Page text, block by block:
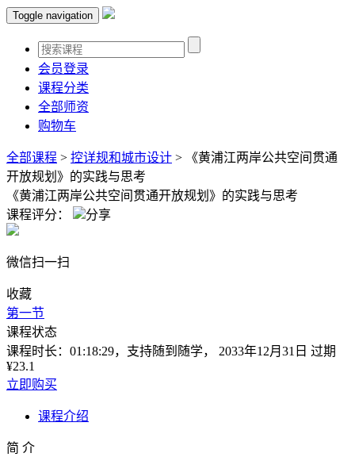
Toggle navigation
会员登录
课程分类
全部师资
购物车
全部课程 > 控详规和城市设计 >
《黄浦江两岸公共空间贯通
开放规划》的实践与思考
《黄浦江两岸公共空间贯通开放规划》的实践与思考
课程评分：
分享
微信扫一扫
收藏
第一节
课程状态
课程时长：01:18:29，支持随到随学， 2033年12月31日 过期
¥23.1
立即购买
课程介绍
简 介